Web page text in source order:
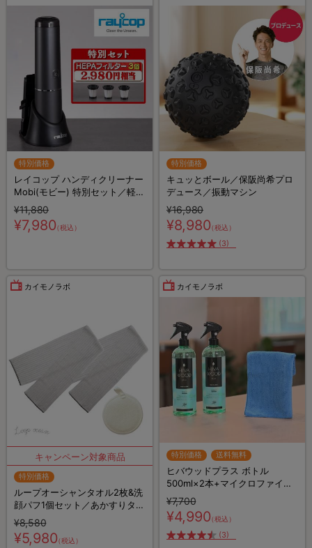
特別価格
レイコップ ハンディクリーナー
Mobi(モビー) 特別セット／軽量
／ハンディ掃除機
¥11,880
¥7,980（税込）
特別価格
キュッとボール／保阪尚希プロ
デュース／振動マシン
¥16,980
¥8,980（税込）
(3)
カイモノラボ
特別価格
ループオーシャンタオル2枚&洗
顔パフ1個セット／あかすりタオ
ル
¥8,580
¥5,980（税込）
カイモノラボ
特別価格 送料無料
ヒバウッドプラス ボトル
500ml×2本+マイクロファイバ
ークロス×1枚／防虫スプレー／
防虫剤／害虫忌避剤
¥7,700
¥4,990（税込）
(3)